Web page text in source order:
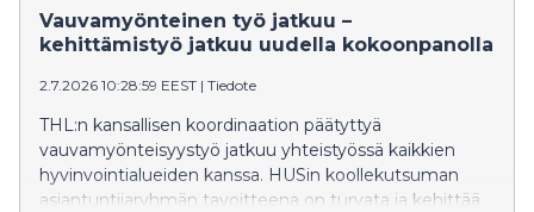
HUS har sammankallat är att trygga och utveckla
babyvänlig vård i hela landet.
Vauvamyönteinen työ jatkuu –
kehittämistyö jatkuu uudella kokoonpanolla
2.7.2026 10:28:59 EEST | Tiedote
THL:n kansallisen koordinaation päätyttyä
vauvamyönteisyystyö jatkuu yhteistyössä kaikkien
hyvinvointialueiden kanssa. HUSin koollekutsuman
asiantuntijaryhmän tavoitteena on turvata ja kehittää